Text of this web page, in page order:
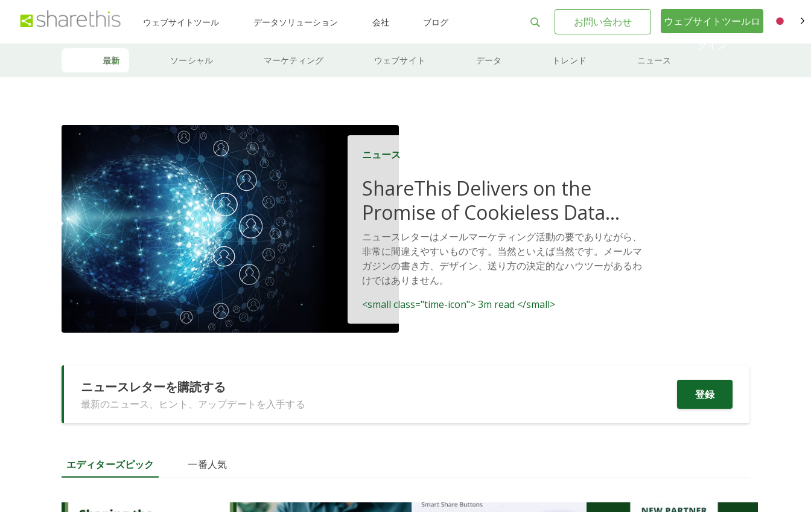
ウェブサイトツール データソリューション 会社 ブログ お問い合わせ
ウェブサイトツールロ
最新 ソーシャル マーケティング ウェブサイト データ トレンド ニュース
ニュース
ShareThis Delivers on the
Promise of Cookieless Data
Solutions
ニュースレターはメールマーケティング活動の要でありながら、
非常に間違えやすいものです。当然といえば当然です。メールマ
ガジンの書き方、デザイン、送り方の決定的なハウツーがあるわ
けではありません。
<small class="time-icon"> 3m read </small>
ニュースレターを購読する
最新のニュース、ヒント、アップデートを入手する
登録
エディターズピック 一番人気